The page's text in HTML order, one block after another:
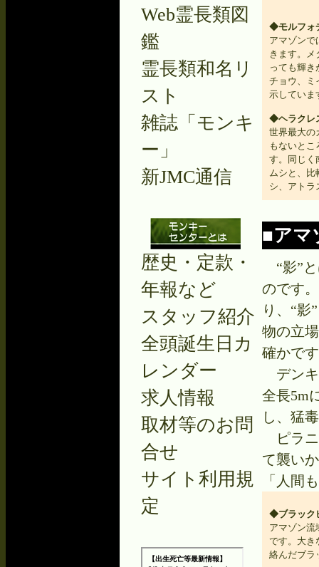
◆モルフォ
アマゾンで
きます。
っても輝
チョウ、ミ
示していま
◆ヘラクレ
世界最大の
もないと
す。同じく
ムシと、比
シ、アトラ
■アマ
“影”と
のです
り、“影
物の立
確かで
デンキ
全長5m
し、猛
ピラニ
て襲い
「人間
◆ブラック
アマゾン流
です。大き
絡んだブラ
Web霊長類図
鑑
霊長類和名リ
スト
雑誌「モンキ
ー」
新JMC通信
歴史・定款・
年報など
スタッフ紹介
全頭誕生日カ
レンダー
求人情報
取材等のお問
合せ
サイト利用規
定